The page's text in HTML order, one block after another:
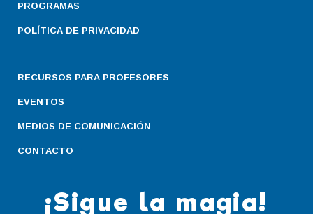
PROGRAMAS
POLÍTICA DE PRIVACIDAD
RECURSOS PARA PROFESORES
EVENTOS
MEDIOS DE COMUNICACIÓN
CONTACTO
¡Sigue la magia!